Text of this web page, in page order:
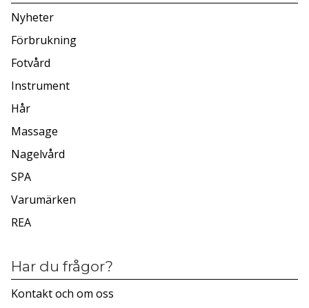
Nyheter
Förbrukning
Fotvård
Instrument
Hår
Massage
Nagelvård
SPA
Varumärken
REA
Har du frågor?
Kontakt och om oss